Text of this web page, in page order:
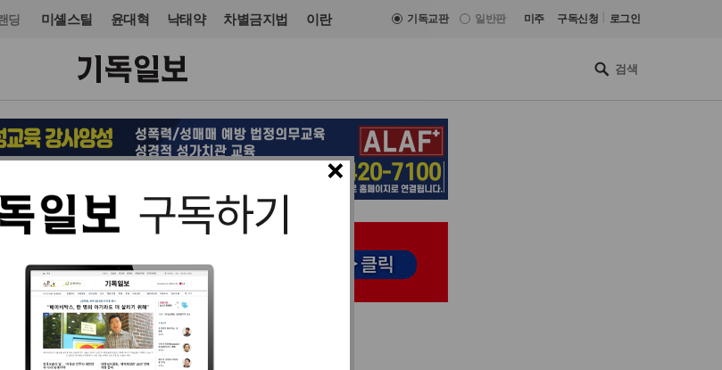
딩 미셸스틸 윤대혁 낙태약 차별금지법 이란 기독교판 일반판 미주 구독신청 로그인
×